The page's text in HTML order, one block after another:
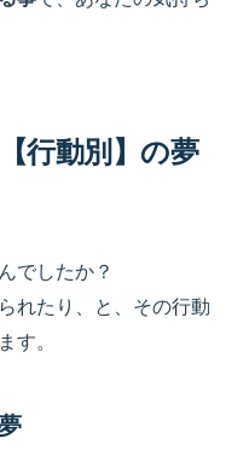
行動別】の夢
でしたか？
れたり、と、その行動
す。